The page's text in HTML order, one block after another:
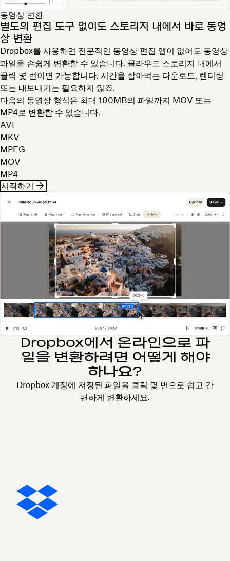
동영상 변환
별도의 편집 도구 없이도 스토리지 내에서 바로 동영
상 변환
Dropbox를 사용하면 전문적인 동영상 편집 앱이 없어도 동영상
파일을 손쉽게 변환할 수 있습니다. 클라우드 스토리지 내에서
클릭 몇 번이면 가능합니다. 시간을 잡아먹는 다운로드, 렌더링
또는 내보내기는 필요하지 않죠.
다음의 동영상 형식은 최대 100MB의 파일까지 MOV 또는
MP4로 변환할 수 있습니다.
AVI
MKV
MPEG
MOV
MP4
시작하기
Dropbox에서 온라인으로 파
일을 변환하려면 어떻게 해야
하나요?
Dropbox 계정에 저장된 파일을 클릭 몇 번으로 쉽고 간
편하게 변환하세요.